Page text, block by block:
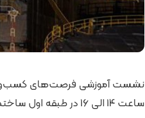
ساعت 14 الی 16 در طبقه اول ساختمان جدید اتاق بازرگانی، صنایع، معادن و کشاورزی ایران برگزار خواهد شد.